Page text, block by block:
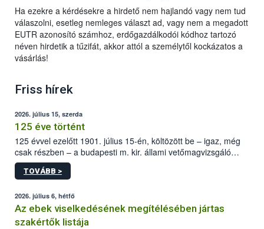
Ha ezekre a kérdésekre a hirdető nem hajlandó vagy nem tud
válaszolni, esetleg nemleges választ ad, vagy nem a megadott
EUTR azonosító számhoz, erdőgazdálkodói kódhoz tartozó
néven hirdetik a tűzifát, akkor attól a személytől kockázatos a
vásárlás!
Friss hírek
2026. július 15, szerda
125 éve történt
125 évvel ezelőtt 1901. július 15-én, költözött be – igaz, még
csak részben – a budapesti m. kir. állami vetőmagvizsgáló
állomás a Kis Rókus utca 15. szám alatti, Czigler Győző által
tervezett új épületébe.
TOVÁBB >
2026. július 6, hétfő
Az ebek viselkedésének megítélésében jártas
szakértők listája